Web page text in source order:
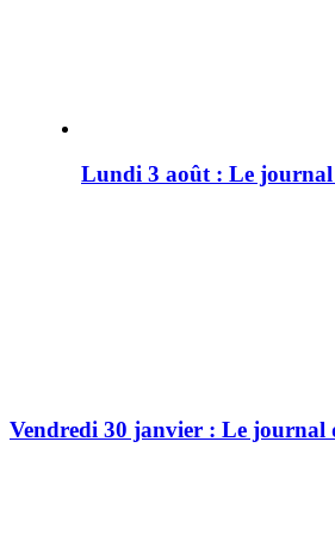
Lundi 3 août : Le journal
Vendredi 30 janvier : Le journal